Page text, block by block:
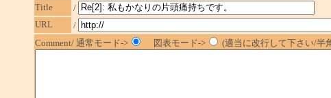
Title
/
URL
/
Comment/ 通常モード->
図表モード-> (適当に改行して下さい/半